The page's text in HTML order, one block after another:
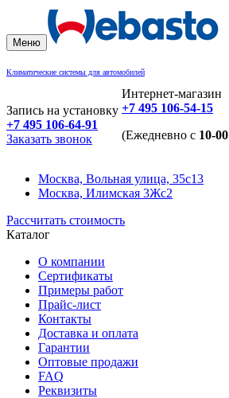
Меню
Климатические системы для автомобилей
Запись на установку
+7 495 106-64-91
Заказать звонок
Интернет-магазин
+7 495 106-54-15
(Ежедневно с 10-00
Москва, Вольная улица, 35с13
Москва, Илимская 3Жс2
Рассчитать стоимость
Каталог
О компании
Сертификаты
Примеры работ
Прайс-лист
Контакты
Доставка и оплата
Гарантии
Оптовые продажи
FAQ
Реквизиты